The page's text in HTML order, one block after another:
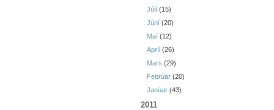
Júlí (15)
Júní (20)
Maí (12)
Apríl (26)
Mars (29)
Febrúar (20)
Janúar (43)
2011